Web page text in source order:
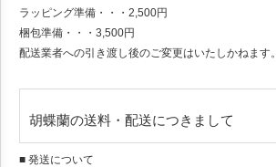
ラッピング準備・・・2,500円
梱包準備・・・3,500円
配送業者への引き渡し後のご変更はいたしかねます。
胡蝶蘭の送料・配送につきまして
■ 発送について